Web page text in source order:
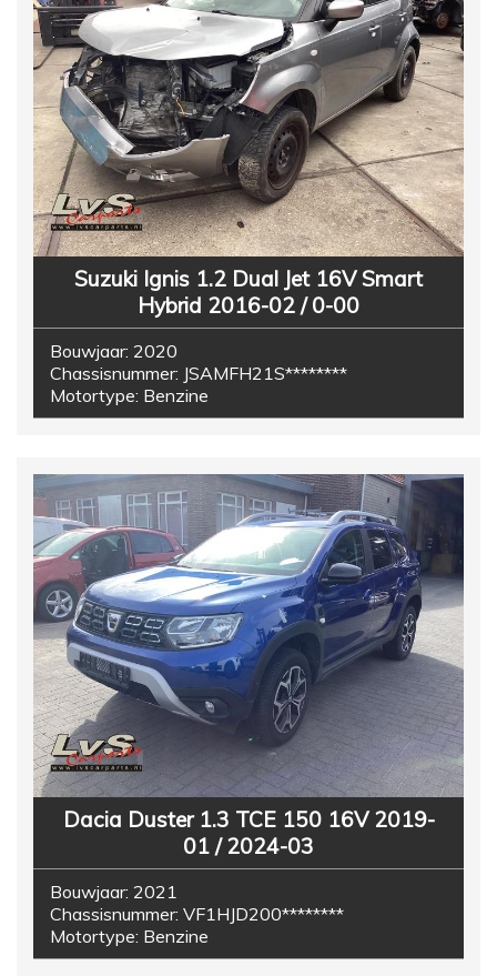
Suzuki Ignis 1.2 Dual Jet 16V Smart
Hybrid 2016-02 / 0-00
Bouwjaar: 2020
Chassisnummer: JSAMFH21S********
Motortype: Benzine
Dacia Duster 1.3 TCE 150 16V 2019-
01 / 2024-03
Bouwjaar: 2021
Chassisnummer: VF1HJD200********
Motortype: Benzine